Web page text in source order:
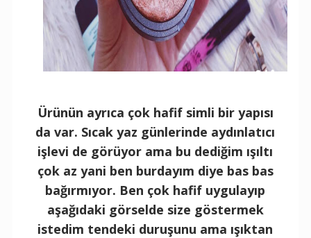
Ürünün ayrıca çok hafif simli bir yapısı
da var. Sıcak yaz günlerinde aydınlatıcı
işlevi de görüyor ama bu dediğim ışıltı
çok az yani ben burdayım diye bas bas
bağırmıyor. Ben çok hafif uygulayıp
aşağıdaki görselde size göstermek
istedim tendeki duruşunu ama ışıktan